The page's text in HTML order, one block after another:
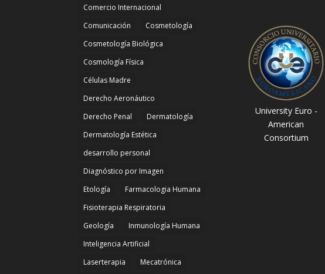
Comercio Internacional
Comunicación
Cosmetología
Cosmetología Biológica
Cosmología Física
Células Madre
Derecho Aeronáutico
Derecho Penal
Dermatología
Dermatología Estética
desarrollo personal
Diagnóstico por Imagen
Etología
Farmacologia Humana
Fisioterapia Respiratoria
Geología
Inmunología Humana
Inteligencia Artificial
Laserterapia
Mecatrónica
University Euro -
American
Consortium